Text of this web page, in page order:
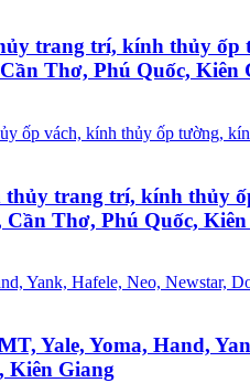
trang trí, kính thủy
Thơ, Phú Quốc, Kiên
trang trí, kính thủy
Thơ, Phú Quốc, Kiên
Yale, Yoma, Hand,
Kiên Giang